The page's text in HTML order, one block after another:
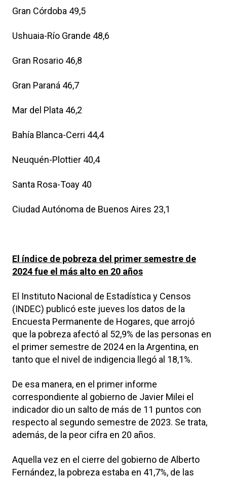
Gran Córdoba 49,5
Ushuaia-Río Grande 48,6
Gran Rosario 46,8
Gran Paraná 46,7
Mar del Plata 46,2
Bahía Blanca-Cerri 44,4
Neuquén-Plottier 40,4
Santa Rosa-Toay 40
Ciudad Autónoma de Buenos Aires 23,1
El índice de pobreza del primer semestre de
2024 fue el más alto en 20 años
El Instituto Nacional de Estadística y Censos
(INDEC) publicó este jueves los datos de la
Encuesta Permanente de Hogares, que arrojó
que la pobreza afectó al 52,9% de las personas en
el primer semestre de 2024 en la Argentina, en
tanto que el nivel de indigencia llegó al 18,1%.
De esa manera, en el primer informe
correspondiente al gobierno de Javier Milei el
indicador dio un salto de más de 11 puntos con
respecto al segundo semestre de 2023. Se trata,
además, de la peor cifra en 20 años.
Aquella vez en el cierre del gobierno de Alberto
Fernández, la pobreza estaba en 41,7%, de las